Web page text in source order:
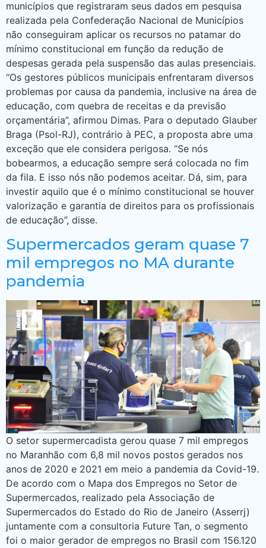
municípios que registraram seus dados em pesquisa
realizada pela Confederação Nacional de Municípios
não conseguiram aplicar os recursos no patamar do
mínimo constitucional em função da redução de
despesas gerada pela suspensão das aulas presenciais.
“Os gestores públicos municipais enfrentaram diversos
problemas por causa da pandemia, inclusive na área de
educação, com quebra de receitas e da previsão
orçamentária”, afirmou Dimas. Para o deputado Glauber
Braga (Psol-RJ), contrário à PEC, a proposta abre uma
exceção que ele considera perigosa. “Se nós
bobearmos, a educação sempre será colocada no fim
da fila. E isso nós não podemos aceitar. Dá, sim, para
investir aquilo que é o mínimo constitucional se houver
valorização e garantia de direitos para os profissionais
de educação”, disse.
Supermercados geram quase 7
mil empregos no MA durante
pandemia
O setor supermercadista gerou quase 7 mil empregos
no Maranhão com 6,8 mil novos postos gerados nos
anos de 2020 e 2021 em meio a pandemia da Covid-19.
De acordo com o Mapa dos Empregos no Setor de
Supermercados, realizado pela Associação de
Supermercados do Estado do Rio de Janeiro (Asserrj)
juntamente com a consultoria Future Tan, o segmento
foi o maior gerador de empregos no Brasil com 156.120